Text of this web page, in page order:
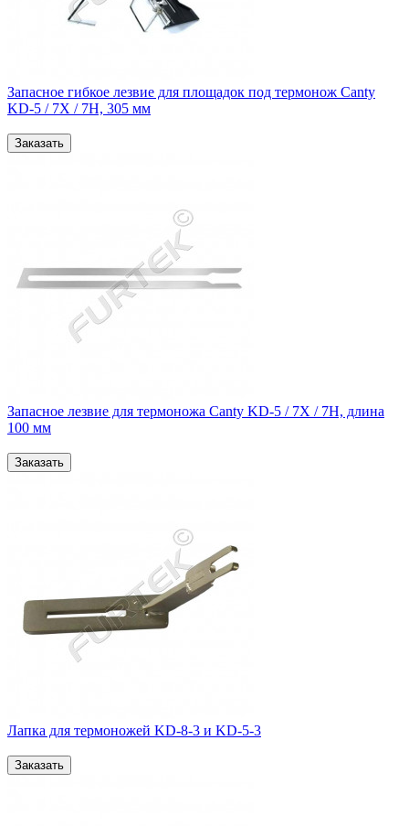
Запасное гибкое лезвие для площадок под термонож Canty
KD-5 / 7Х / 7Н, 305 мм
Запасное лезвие для термоножа Canty KD-5 / 7Х / 7H, длина
100 мм
Лапка для термоножей KD-8-3 и KD-5-3